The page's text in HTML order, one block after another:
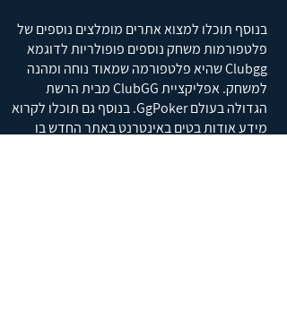
בנוסף תוכלו למצוא אתרים מומלצים נוספים של
פלטפורמות משחק נוספים פופולריות לדוגמא
Clubgg​​​​​​​ שהיא פלטפורמה שמאוד נוחה ומהנה
למשחק. אפליקציית ClubGG מבית הרשת
הגדולה בעולם GgPoker. בנוסף גם תוכלו לקרוא
מידע אודות בטים באינטרנט באתר החדש בו